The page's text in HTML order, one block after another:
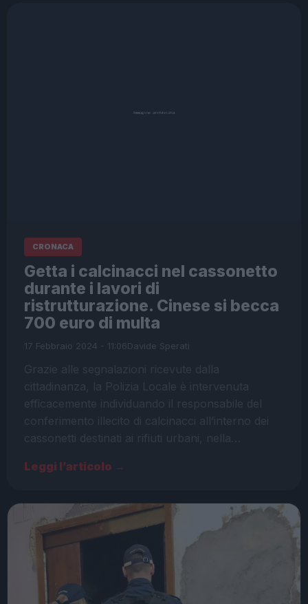
CRONACA
Getta i calcinacci nel cassonetto
durante i lavori di
ristrutturazione. Cinese si becca
700 euro di multa
17 Febbraio 2024 - 11:06Davide Sperati
Grazie alle segnalazioni ricevute dalla
cittadinanza, la Polizia Locale è intervenuta
efficacemente individuando il responsabile del
conferimento illecito di calcinacci all’interno dei
cassonetti destinati ai rifiuti urbani, nella…
Leggi l’articolo →